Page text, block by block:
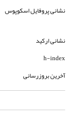
نشانی پروفایل اسکوپوس
نشانی ارکید
h-index
آخرین بروزرسانی